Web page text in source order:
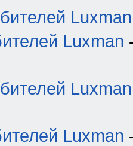
Luxman
Luxman
Luxman
Luxman